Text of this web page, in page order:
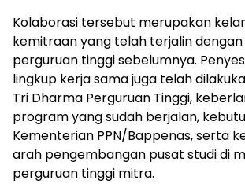
Kolaborasi tersebut merupakan
kemitraan yang telah terjalin dengan
perguruan tinggi sebelumnya.
lingkup kerja sama juga telah
Tri Dharma Perguruan Tinggi,
program yang sudah berjalan,
Kementerian PPN/Bappenas, serta
arah pengembangan pusat studi di
perguruan tinggi mitra.